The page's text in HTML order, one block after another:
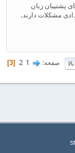
پشتیبان زبان
مشکلات دارند.
بالا صفحه 1
2
3